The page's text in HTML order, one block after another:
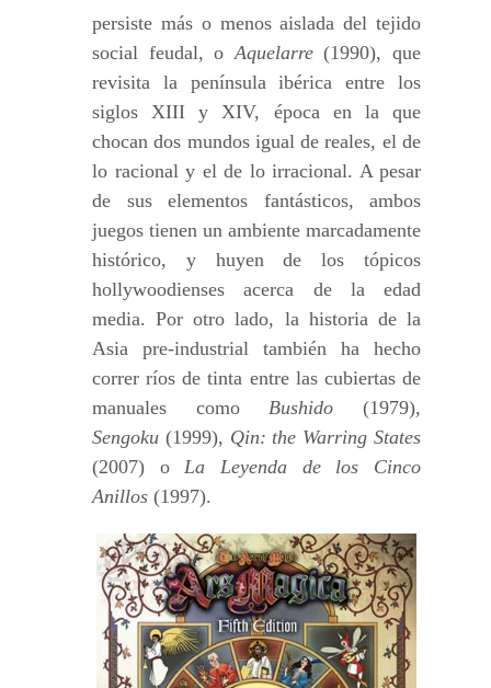
persiste más o menos aislada del tejido
social feudal, o Aquelarre(1990), que
revisita la península ibérica entre los
siglos XIII y XIV, época en la que
chocan dos mundos igual de reales, el de
lo racional y el de lo irracional. A pesar
de sus elementos fantásticos, ambos
juegos tienen un ambiente marcadamente
histórico, y huyen de los tópicos
hollywoodienses acerca de la edad
media. Por otro lado, la historia de la
Asia pre-industrial también ha hecho
correr ríos de tinta entre las cubiertas de
manuales como Bushido (1979),
Sengoku (1999), Qin: the Warring States
(2007) o La Leyenda de los Cinco
Anillos (1997).